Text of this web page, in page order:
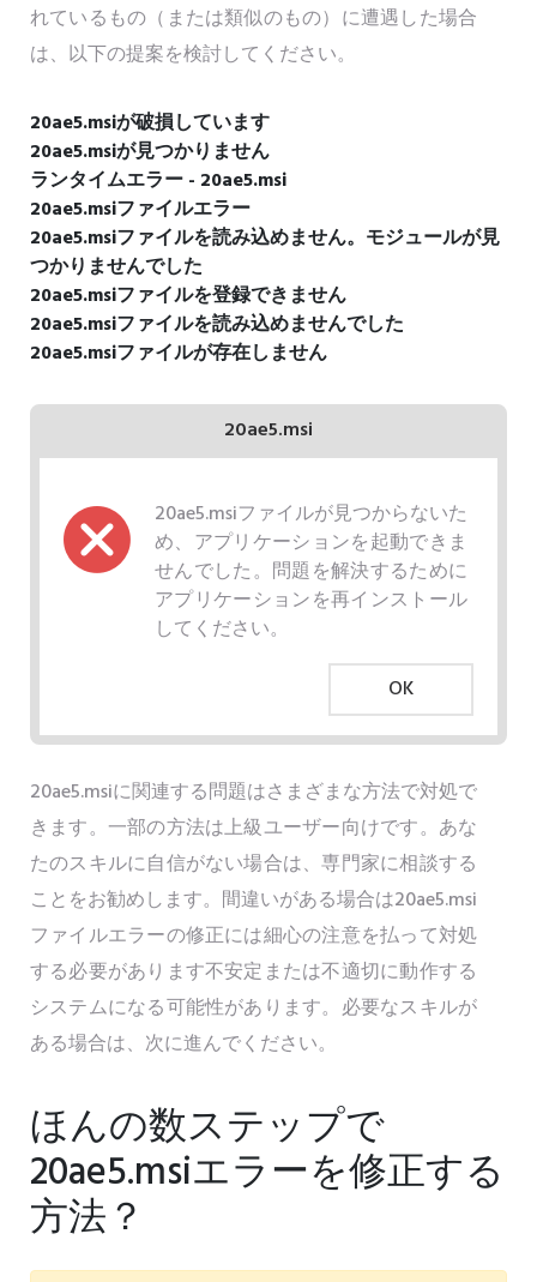
れているもの（または類似のもの）に遭遇した場合
は、以下の提案を検討してください。
20ae5.msiが破損しています
20ae5.msiが見つかりません
ランタイムエラー - 20ae5.msi
20ae5.msiファイルエラー
20ae5.msiファイルを読み込めません。モジュールが見
つかりませんでした
20ae5.msiファイルを登録できません
20ae5.msiファイルを読み込めませんでした
20ae5.msiファイルが存在しません
20ae5.msi
20ae5.msiファイルが見つからないた
め、アプリケーションを起動できま
せんでした。問題を解決するために
アプリケーションを再インストール
してください。
OK
20ae5.msiに関連する問題はさまざまな方法で対処で
きます。一部の方法は上級ユーザー向けです。あな
たのスキルに自信がない場合は、専門家に相談する
ことをお勧めします。間違いがある場合は20ae5.msi
ファイルエラーの修正には細心の注意を払って対処
する必要があります不安定または不適切に動作する
システムになる可能性があります。必要なスキルが
ある場合は、次に進んでください。
ほんの数ステップで
20ae5.msiエラーを修正する
方法？